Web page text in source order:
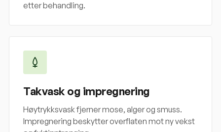
etter behandling.
Takvask og impregnering
Høytrykksvask fjerner mose, alger og smuss.
Impregnering beskytter overflaten mot ny vekst